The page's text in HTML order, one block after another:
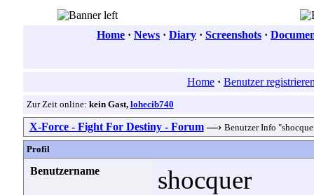
Home · News · Diary · Screenshots ·
Home · Benutzer
Zur Zeit online: kein Gast, lohecib740
X-Force - Fight For Destiny - Forum —› Benutzer Info
Profil
Benutzername shocquer